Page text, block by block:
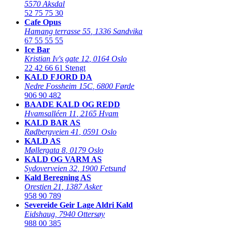
5570 Aksdal
52 75 75 30
Cafe Opus
Hamang terrasse 55 1336 Sandvika
67 55 55 55
Ice Bar
Kristian Iv's gate 12 0164 Oslo
22 42 66 61 Stengt
KALD FJORD DA
Nedre Fossheim 15C 6800 Førde
906 90 482
BAADE KALD OG REDD
Hvamsalléen 11 2165 Hvam
KALD BAR AS
Rødbergveien 41 0591 Oslo
KALD AS
Møllergata 8 0179 Oslo
KALD OG VARM AS
Sydoverveien 32 1900 Fetsund
Kald Beregning AS
Orestien 21
1387 Asker
958 90 789
Severeide Geir Lage Aldri Kald
Eidshaug 7940 Ottersøy
988 00 385